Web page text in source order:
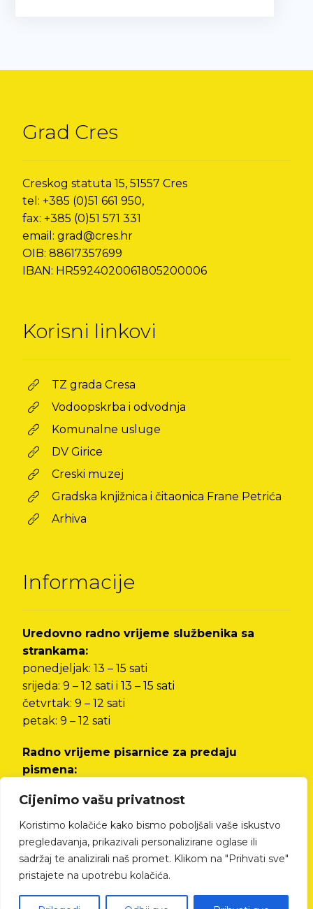
Cijenimo vašu privatnost
Koristimo kolačiće kako bismo poboljšali vaše iskustvo
pregledavanja, prikazivali personalizirane oglase ili
sadržaj te analizirali naš promet. Klikom na "Prihvati sve"
pristajete na upotrebu kolačića.
Grad Cres
Creskog statuta 15, 51557 Cres
tel: +385 (0)51 661 950,
fax: +385 (0)51 571 331
email: grad@cres.hr
OIB: 88617357699
IBAN: HR5924020061805200006
Korisni linkovi
TZ grada Cresa
Vodoopskrba i odvodnja
Komunalne usluge
DV Girice
Creski muzej
Gradska knjižnica i čitaonica Frane Petrića
Arhiva
Informacije
Uredovno radno vrijeme službenika sa
strankama:
ponedjeljak: 13 – 15 sati
srijeda: 9 – 12 sati i 13 – 15 sati
četvrtak: 9 – 12 sati
petak: 9 – 12 sati
Radno vrijeme pisarnice za predaju
pismena:
do 15 sati
Izjava o pristupačnosti